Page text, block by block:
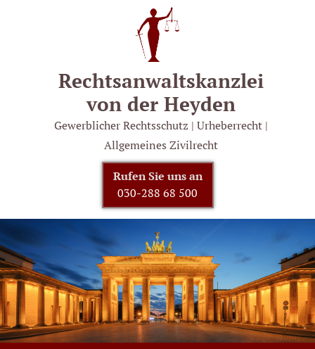
Rechtsanwalts­kanzlei
von der Heyden
Gewerblicher Rechtsschutz | Urheberrecht |
Allgemeines Zivilrecht
Rufen Sie uns an
030-288 68 500